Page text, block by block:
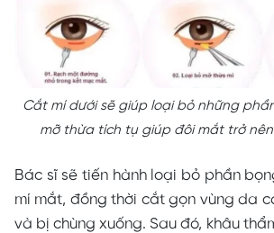
Cắt mí dưới sẽ giúp loại bỏ những
mỡ thừa tích tụ giúp đôi mắt trở
Bác sĩ sẽ tiến hành loại bỏ phần
mí mắt, đồng thời cắt gọn vùng da
và bị chùng xuống. Sau đó, khâu